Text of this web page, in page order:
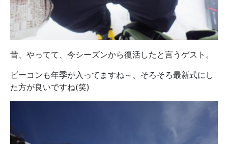
昔、やってて、今シーズンから復活したと言うゲスト。
ビーコンも年季が入ってますね～、そろそろ最新式にし
た方が良いですね(笑)